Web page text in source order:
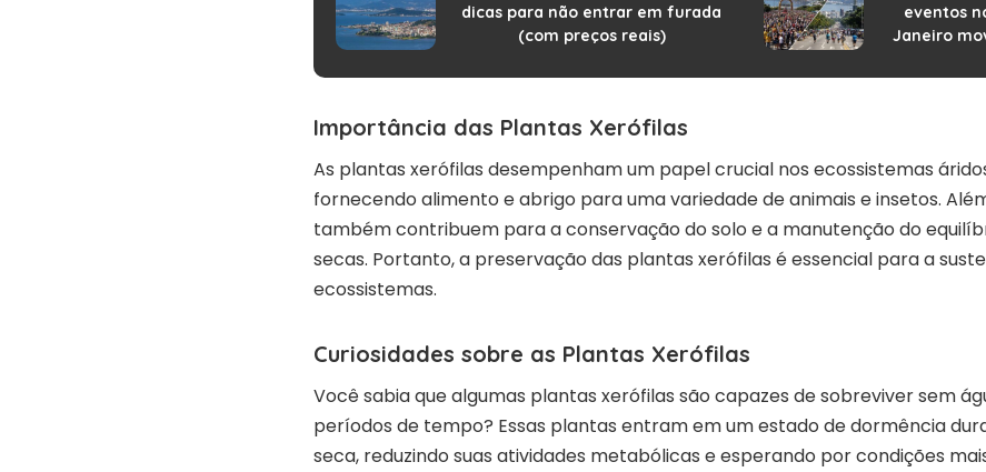
dicas para não entrar em furada
(com preços reais)
eventos
Janeiro
Importância das Plantas Xerófilas
As plantas xerófilas desempenham um papel crucial nos ecossistemas
fornecendo alimento e abrigo para uma variedade de animais e insetos.
também contribuem para a conservação do solo e a manutenção do
secas. Portanto, a preservação das plantas xerófilas é essencial para a
ecossistemas.
Curiosidades sobre as Plantas Xerófilas
Você sabia que algumas plantas xerófilas são capazes de sobreviver sem
períodos de tempo? Essas plantas entram em um estado de dormência
seca, reduzindo suas atividades metabólicas e esperando por condições